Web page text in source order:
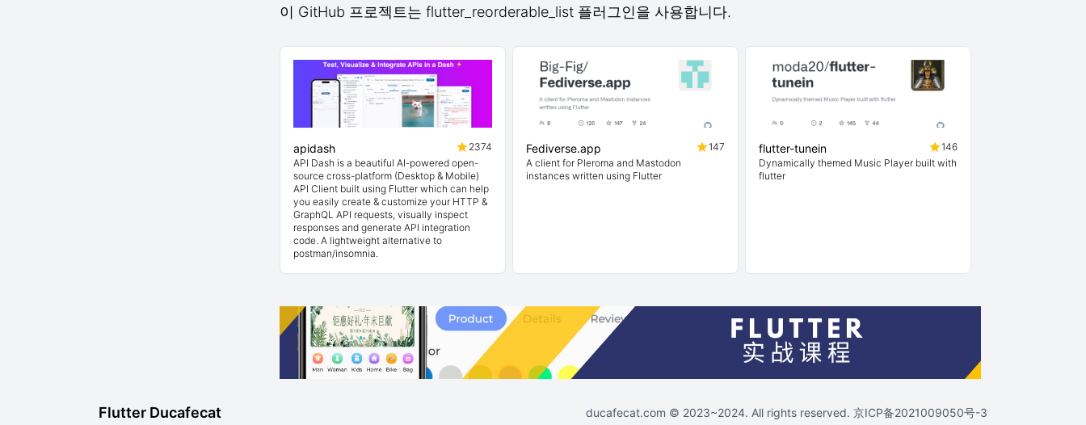
이 GitHub 프로젝트는 flutter_reorderable_list 플러그인을 사용합니다.
apidash
2374
API Dash is a beautiful AI-powered open-
source cross-platform (Desktop & Mobile)
API Client built using Flutter which can help
you easily create & customize your HTTP &
GraphQL API requests, visually inspect
responses and generate API integration
code. A lightweight alternative to
postman/insomnia.
Fediverse.app
147
A client for Pleroma and Mastodon
instances written using Flutter
flutter-tunein
146
Dynamically themed Music Player built with
flutter
Flutter Ducafecat ducafecat.com © 2023~2024. All rights reserved. 京ICP备2021009050号-3